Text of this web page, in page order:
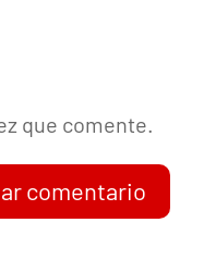
que comente.
comentario